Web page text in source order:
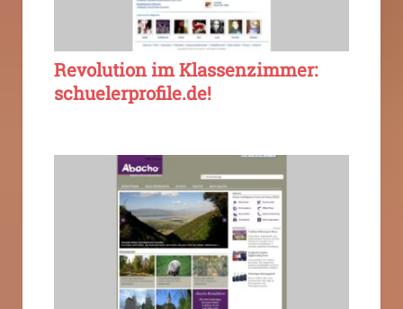
Revolution im Klassenzimmer:
schuelerprofile.de!